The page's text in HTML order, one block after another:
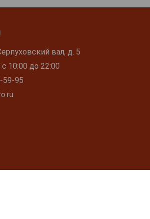
вал, д. 5
10:00 до 22:00
59-95